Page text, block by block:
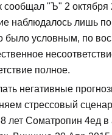
сообщал "Ъ" 2 октября
наблюдалось лишь
было условным, по
полное.
негативные
стрессовый
лет Cоматропин 4ед в